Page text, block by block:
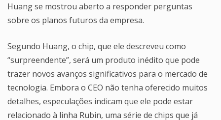
Huang se mostrou aberto a responder perguntas
sobre os planos futuros da empresa.
Segundo Huang, o chip, que ele descreveu como
“surpreendente”, será um produto inédito que pode
trazer novos avanços significativos para o mercado de
tecnologia. Embora o CEO não tenha oferecido muitos
detalhes, especulações indicam que ele pode estar
relacionado à linha Rubin, uma série de chips que já